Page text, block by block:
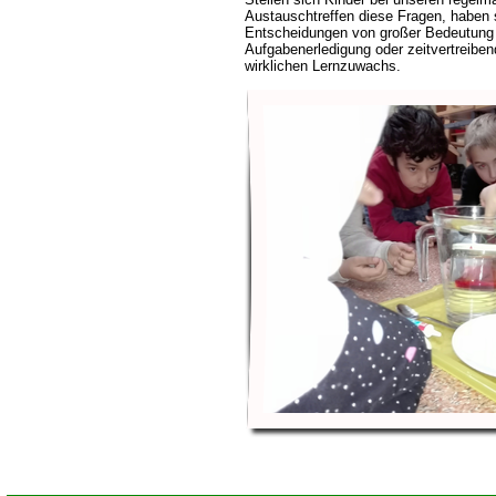
Austauschtreffen diese Fragen,
Entscheidungen von großer
Aufgabenerledigung oder
wirklichen Lernzuwachs.